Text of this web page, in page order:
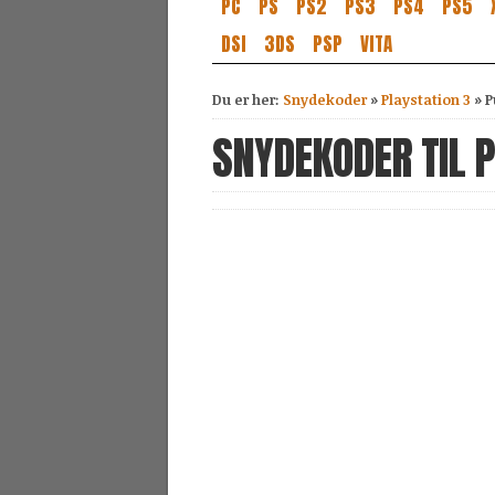
PC PS PS2 PS3 PS4 PS5
DSI
3DS PSP VITA
Du er her: Snydekoder»Playstation 3 »
SNYDEKODER